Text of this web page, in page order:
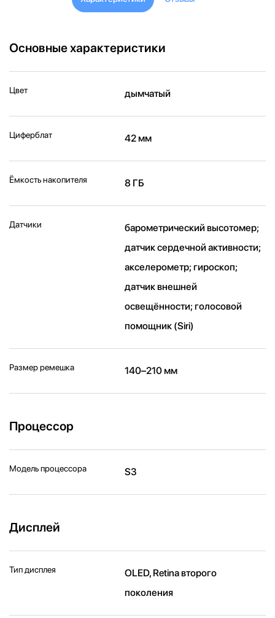
Основные характеристики
Цвет дымчатый
Циферблат 42 мм
Ёмкость накопителя 8 ГБ
Датчики
барометрический высотомер;
датчик сердечной активности;
акселерометр; гироскоп;
датчик внешней
освещённости; голосовой
помощник (Siri)
Размер ремешка 140–210 мм
Процессор
Модель процессора S3
Дисплей
Тип дисплея
OLED, Retina второго
поколения